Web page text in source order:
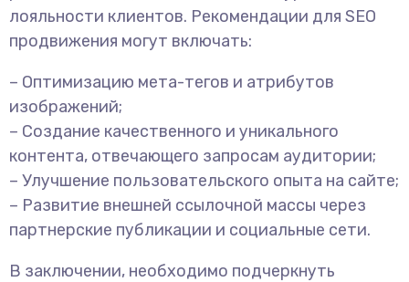
лояльности клиентов. Рекомендации для SEO
продвижения могут включать:
– Оптимизацию мета-тегов и атрибутов
изображений;
– Создание качественного и уникального
контента, отвечающего запросам аудитории;
– Улучшение пользовательского опыта на сайте;
– Развитие внешней ссылочной массы через
партнерские публикации и социальные сети.
В заключении, необходимо подчеркнуть